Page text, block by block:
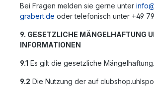
Bei Fragen melden sie gerne unter
grabert.de oder telefonisch unter +49
9. GESETZLICHE MÄNGELHAFTUNG
INFORMATIONEN
9.1 Es gilt die gesetzliche Mängelhaftung.
9.2 Die Nutzung der auf